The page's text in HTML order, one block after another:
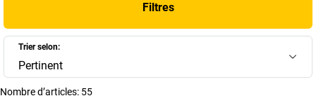
Filtres
Trier selon:
Pertinent
Nombre d’articles: 55